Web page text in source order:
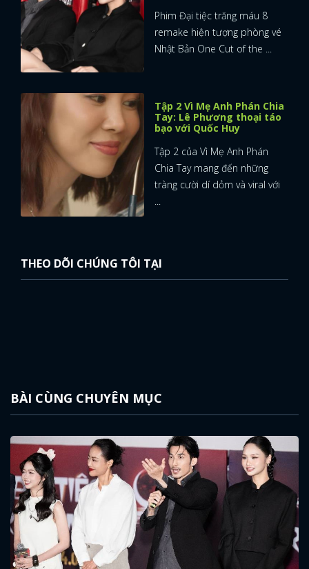
Phim Đại tiệc trăng máu 8
remake hiện tượng phòng vé
Nhật Bản One Cut of the ...
Tập 2 Vì Mẹ Anh Phán Chia
Tay: Lê Phương thoại táo
bạo với Quốc Huy
Tập 2 của Vì Mẹ Anh Phán
Chia Tay mang đến những
tràng cười dí dỏm và viral với
...
THEO DÕI CHÚNG TÔI TẠI
BÀI CÙNG CHUYÊN MỤC